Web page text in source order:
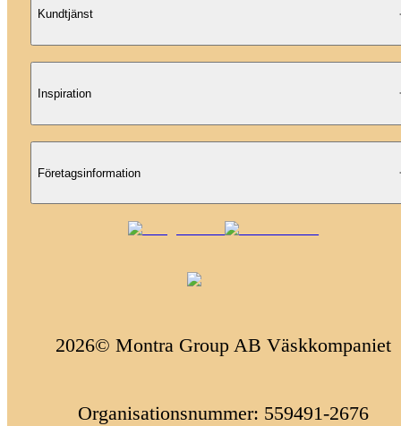
Kundtjänst
Inspiration
Företagsinformation
2026© Montra Group AB Väskkompaniet
Organisationsnummer: 559491-2676